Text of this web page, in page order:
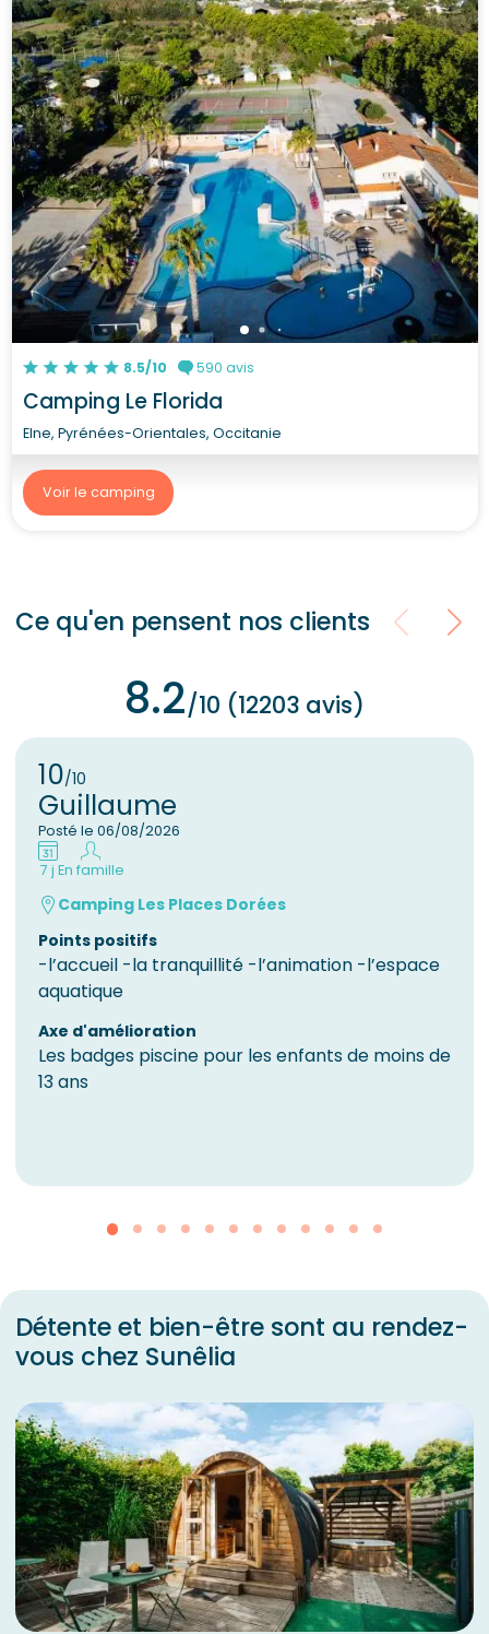
8.5/10 590 avis
Camping Le Florida
Elne, Pyrénées-Orientales, Occitanie
Voir le camping
Ce qu'en pensent nos clients
8.2/10 (12203 avis)
10/10
Guillaume
Posté le 06/08/2026
7 j En famille
Camping Les Places Dorées
Points positifs
​-l’accueil -la tranquillité -l’animation -l’espace
aquatique
Axe d'amélioration
Les badges piscine pour les enfants de moins de
13 ans
Détente et bien-être sont au rendez-
vous chez Sunêlia